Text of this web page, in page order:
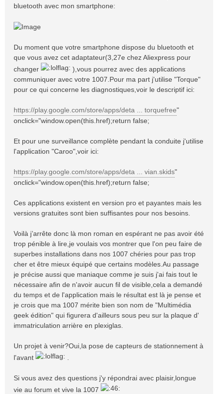
bluetooth avec mon smartphone:
Du moment que votre smartphone dispose du bluetooth et
que vous avez cet adaptateur(3,27e chez Aliexpress pour
changer
),vous pourrez avec des applications
communiquer avec votre 1007.Pour ma part j'utilise "Torque"
pour ce qui concerne les diagnostiques,voir le descriptif ici:
https://play.google.com/store/apps/deta ... torquefree"
onclick="window.open(this.href);return false;
Et pour une surveillance complète pendant la conduite j'utilise
l'application "Caroo",voir ici:
https://play.google.com/store/apps/deta ... vian.skids"
onclick="window.open(this.href);return false;
Ces applications existent en version pro et payantes mais les
versions gratuites sont bien suffisantes pour nos besoins.
Voilà j’arrête donc là mon roman en espérant ne pas avoir été
trop pénible à lire,je voulais vos montrer que l'on peu faire de
superbes installations dans nos 1007 chéries pour pas trop
cher et être mieux équipé que certains modèles.Au passage
je précise aussi que maniaque comme je suis j'ai fais tout le
nécessaire afin de n'avoir aucun fil de visible,cela a demandé
du temps et de l'application mais le résultat est là je pense et
je crois que ma 1007 mérite bien son nom de "Multimédia
geek édition" qui figurera d'ailleurs sous peu sur la plaque d'
immatriculation arrière en plexiglas.
Un projet à venir?Oui,la pose de capteurs de stationnement à
l'avant
Si vous avez des questions j'y répondrai avec plaisir,longue
vie au forum et vive la 1007